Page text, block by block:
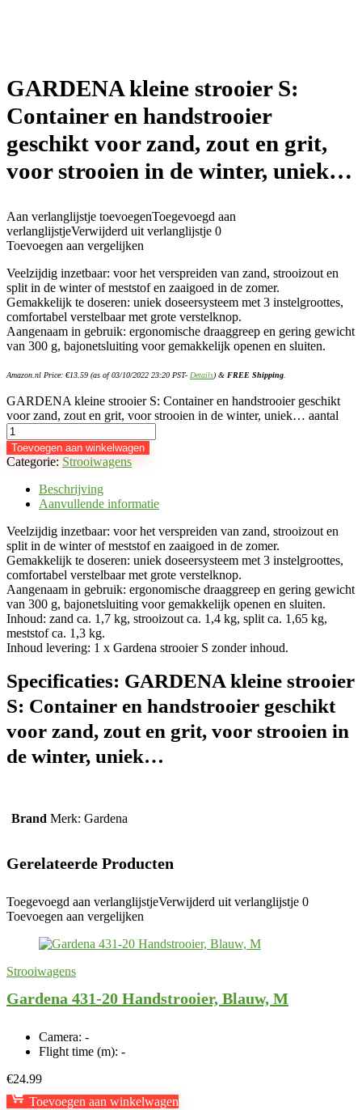
GARDENA kleine strooier S:
Container en handstrooier
geschikt voor zand, zout en grit,
voor strooien in de winter, uniek…
Aan verlanglijstje toevoegenToegevoegd aan
verlanglijstjeVerwijderd uit verlanglijstje 0
Toevoegen aan vergelijken
Veelzijdig inzetbaar: voor het verspreiden van zand, strooizout en
split in de winter of meststof en zaaigoed in de zomer.
Gemakkelijk te doseren: uniek doseersysteem met 3 instelgroottes,
comfortabel verstelbaar met grote verstelknop.
Aangenaam in gebruik: ergonomische draaggreep en gering gewicht
van 300 g, bajonetsluiting voor gemakkelijk openen en sluiten.
Amazon.nl Price: €13.59 (as of 03/10/2022 23:20 PST- Details) & FREE Shipping
GARDENA kleine strooier S: Container en handstrooier geschikt
voor zand, zout en grit, voor strooien in de winter, uniek… aantal
Toevoegen aan winkelwagen
Categorie: Strooiwagens
Beschrijving
Aanvullende informatie
Veelzijdig inzetbaar: voor het verspreiden van zand, strooizout en
split in de winter of meststof en zaaigoed in de zomer.
Gemakkelijk te doseren: uniek doseersysteem met 3 instelgroottes,
comfortabel verstelbaar met grote verstelknop.
Aangenaam in gebruik: ergonomische draaggreep en gering gewicht
van 300 g, bajonetsluiting voor gemakkelijk openen en sluiten.
Inhoud: zand ca. 1,7 kg, strooizout ca. 1,4 kg, split ca. 1,65 kg,
meststof ca. 1,3 kg.
Inhoud levering: 1 x Gardena strooier S zonder inhoud.
Specificaties: GARDENA kleine strooier
S: Container en handstrooier geschikt
voor zand, zout en grit, voor strooien in
de winter, uniek…
Brand Merk: Gardena
Gerelateerde Producten
Toegevoegd aan verlanglijstjeVerwijderd uit verlanglijstje 0
Toevoegen aan vergelijken
Strooiwagens
Gardena 431-20 Handstrooier, Blauw, M
Camera: -
Flight time (m): -
€24.99
Toevoegen aan winkelwagen